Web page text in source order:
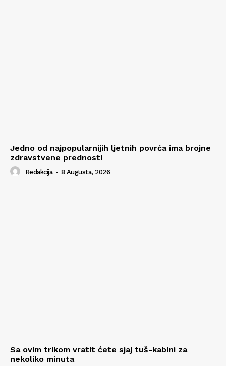
Jedno od najpopularnijih ljetnih povrća ima brojne
zdravstvene prednosti
Redakcija - 8 Augusta, 2026
Sa ovim trikom vratit ćete sjaj tuš-kabini za
nekoliko minuta